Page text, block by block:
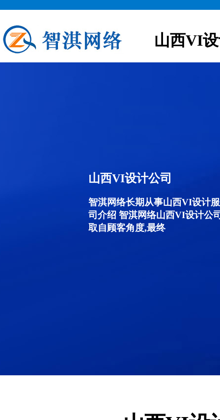
山西VI
山西VI设计公司
智淇网络长期从事山西VI设计
司介绍 智淇网络山西VI设计公
取自顾客角度,最终